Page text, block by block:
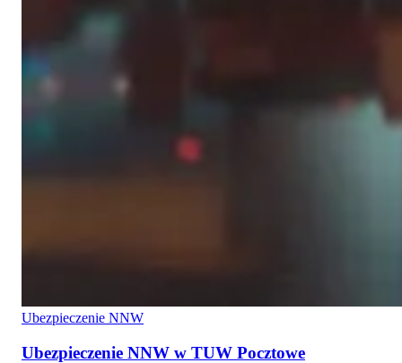
Ubezpieczenie NNW
Ubezpieczenie NNW w TUW Pocztowe